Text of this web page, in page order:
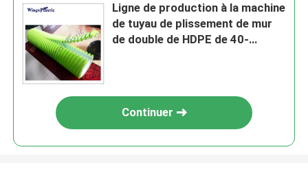
Ligne de production à la machine
de tuyau de plissement de mur
de double de HDPE de 40-
Continuer